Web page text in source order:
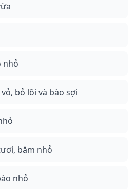
nhỏ
bỏ lõi và bào sợi
băm nhỏ
nhỏ